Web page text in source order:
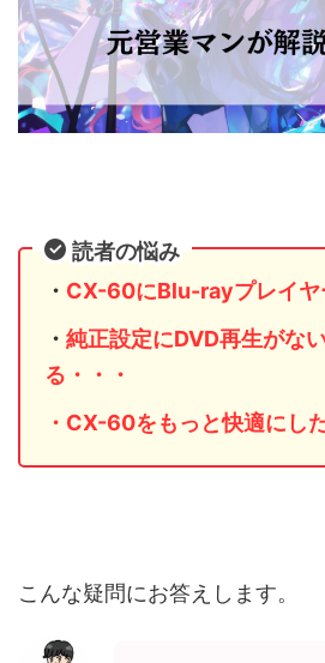
読者の悩み
・ CX-60にBlu-rayプレイヤ
・ 純正設定にDVD再生がな
る・・・
・CX-60をもっと快適にし
こんな疑問にお答えします。